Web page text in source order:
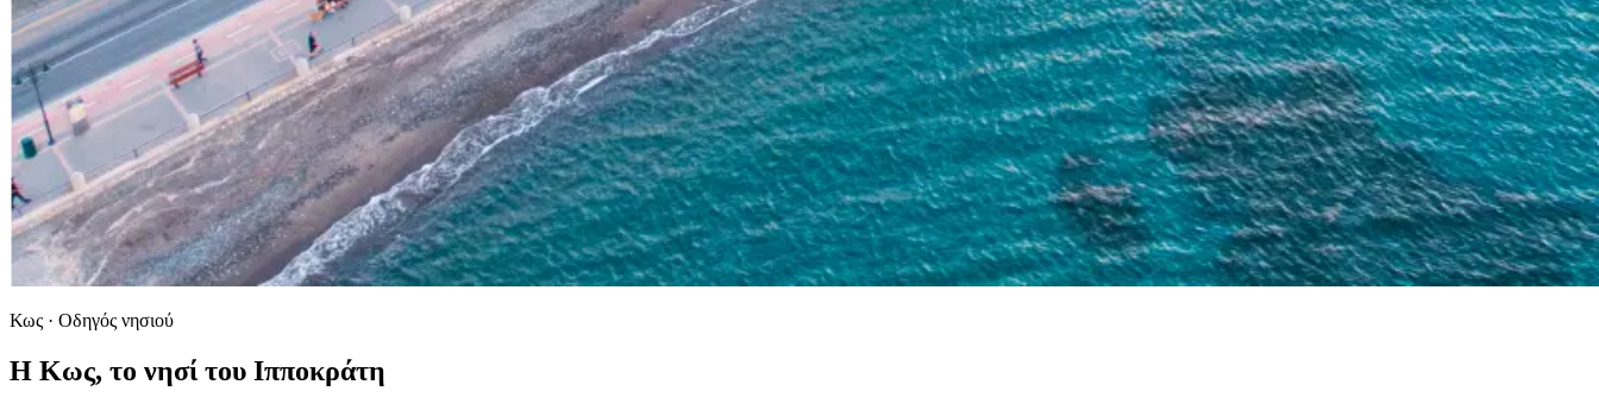
Κως · Οδηγός νησιού
Η Κως, το νησί του Ιπποκράτη